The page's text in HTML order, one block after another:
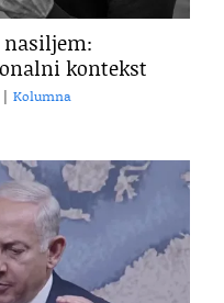
kontekst
| Kolumna